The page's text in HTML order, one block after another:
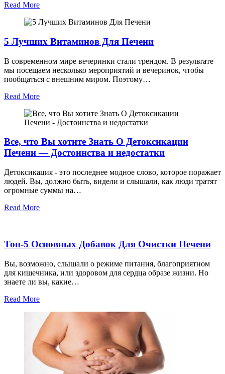
Read More
5 Лучших Витаминов Для Печени
В современном мире вечеринки стали трендом. В результате
мы посещаем несколько мероприятий и вечеринок, чтобы
пообщаться с внешним миром. Поэтому…
Read More
Все, что Вы хотите Знать О Детоксикации
Печени — Достоинства и недостатки
Детоксикация - это последнее модное слово, которое поражает
людей. Вы, должно быть, видели и слышали, как люди тратят
огромные суммы на…
Read More
Топ-5 Основных Добавок Для Очистки Печени
Вы, возможно, слышали о режиме питания, благоприятном
для кишечника, или здоровом для сердца образе жизни. Но
знаете ли вы, какие…
Read More